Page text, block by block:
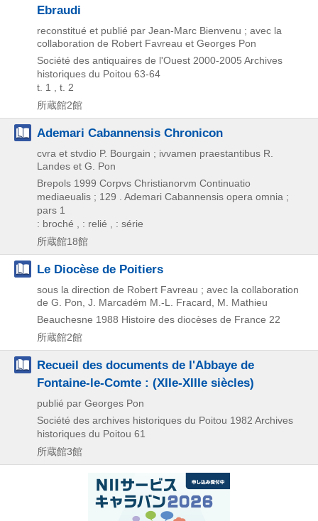
Ebraudi
reconstitué et publié par Jean-Marc Bienvenu ; avec la
collaboration de Robert Favreau et Georges Pon
Société des antiquaires de l'Ouest 2000-2005 Archives
historiques du Poitou 63-64
t. 1 , t. 2
所蔵館2館
Ademari Cabannensis Chronicon
cvra et stvdio P. Bourgain ; ivvamen praestantibus R.
Landes et G. Pon
Brepols 1999 Corpvs Christianorvm Continuatio
mediaeualis ; 129 . Ademari Cabannensis opera omnia ;
pars 1
: broché , : relié , : série
所蔵館18館
Le Diocèse de Poitiers
sous la direction de Robert Favreau ; avec la collaboration
de G. Pon, J. Marcadém M.-L. Fracard, M. Mathieu
Beauchesne 1988 Histoire des diocèses de France 22
所蔵館2館
Recueil des documents de l'Abbaye de
Fontaine-le-Comte : (XIIe-XIIIe siècles)
publié par Georges Pon
Société des archives historiques du Poitou 1982 Archives
historiques du Poitou 61
所蔵館3館